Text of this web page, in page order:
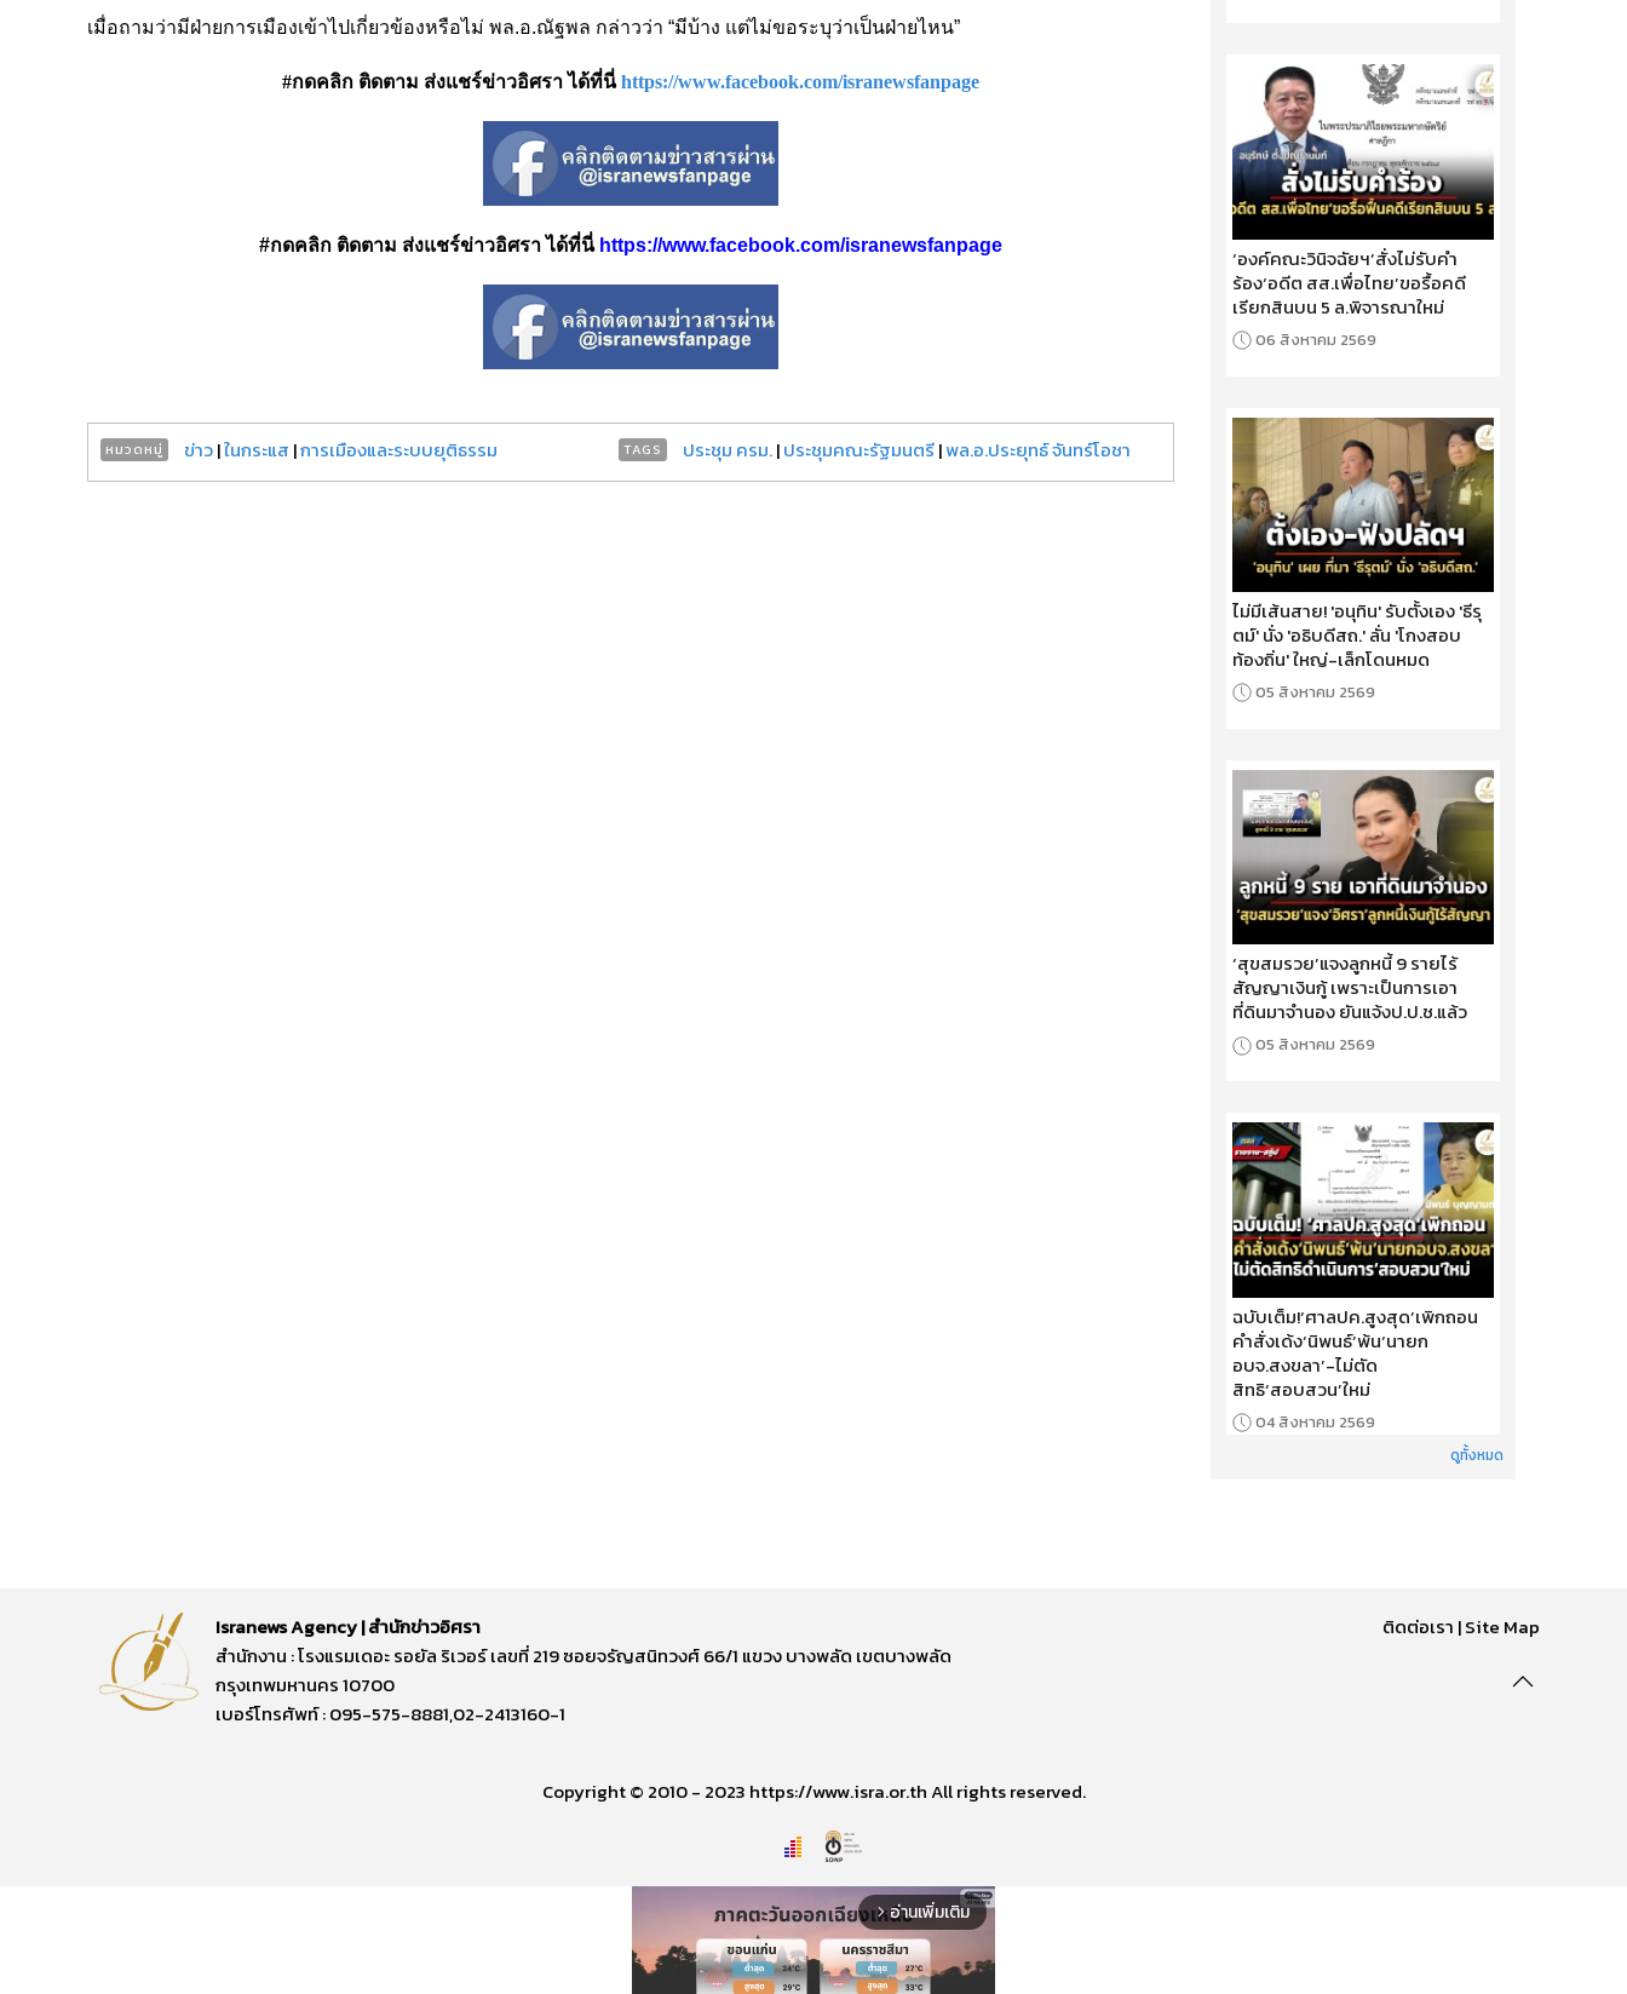
เมื่อถามว่ามีฝ่ายการเมืองเข้าไปเกี่ยวข้องหรือไม่ พล.อ.ณัฐพล กล่าวว่า “มีบ้าง แต่ไม่ขอระบุว่าเป็นฝ่ายไหน”
#กดคลิก ติดตาม ส่งแชร์ข่าวอิศรา ได้ที่นี่ https://www.facebook.com/isranewsfanpage
#กดคลิก ติดตาม ส่งแชร์ข่าวอิศรา ได้ที่นี่ https://www.facebook.com/isranewsfanpage
หมวดหมู่ ข่าว|ในกระแส |การเมืองและระบบยุติธรรม TAGS ประชุม ครม.|ประชุมคณะรัฐมนตรี|พล.อ.ประยุทธ์ จันทร์โอชา
‘องค์คณะวินิจฉัยฯ’สั่งไม่รับคำ
ร้อง‘อดีต สส.เพื่อไทย’ขอรื้อคดี
เรียกสินบน 5 ล.พิจารณาใหม่
06 สิงหาคม 2569
ไม่มีเส้นสาย! 'อนุทิน' รับตั้งเอง 'ธีรุ
ตม์' นั่ง 'อธิบดีสถ.' ลั่น 'โกงสอบ
ท้องถิ่น' ใหญ่-เล็กโดนหมด
05 สิงหาคม 2569
‘สุขสมรวย’แจงลูกหนี้ 9 รายไร้
สัญญาเงินกู้ เพราะเป็นการเอา
ที่ดินมาจำนอง ยันแจ้งป.ป.ช.แล้ว
05 สิงหาคม 2569
ฉบับเต็ม!‘ศาลปค.สูงสุด’เพิกถอน
คำสั่งเด้ง‘นิพนธ์’พ้น‘นายก
อบจ.สงขลา’-ไม่ตัด
สิทธิ‘สอบสวน’ใหม่
04 สิงหาคม 2569
ดูทั้งหมด
Isranews Agency | สำนักข่าวอิศรา
สำนักงาน : โรงแรมเดอะ รอยัล ริเวอร์ เลขที่ 219 ซอยจรัญสนิทวงศ์ 66/1 แขวง บางพลัด เขตบางพลัด
กรุงเทพมหานคร 10700
เบอร์โทรศัพท์ : 095-575-8881,02-2413160-1
ติดต่อเรา |Site Map
Copyright © 2010 - 2023 https://www.isra.or.th All rights reserved.
arrow_forward_ios อ่านเพิ่มเติม